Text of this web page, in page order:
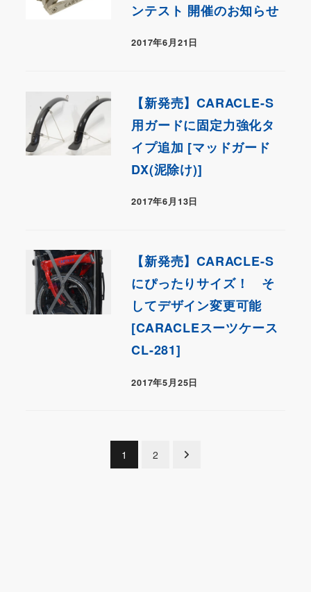
ンテスト 開催のお知らせ
2017年6月21日
【新発売】CARACLE-S
用ガードに固定力強化タ
イプ追加 [マッドガード
DX(泥除け)]
2017年6月13日
【新発売】CARACLE-S
にぴったりサイズ！ そ
してデザイン変更可能
[CARACLEスーツケース
CL-281]
2017年5月25日
1 2